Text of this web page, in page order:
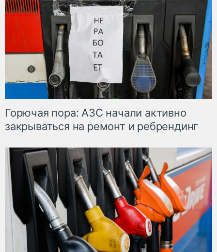
Горючая пора: АЗС начали активно
закрываться на ремонт и ребрендинг